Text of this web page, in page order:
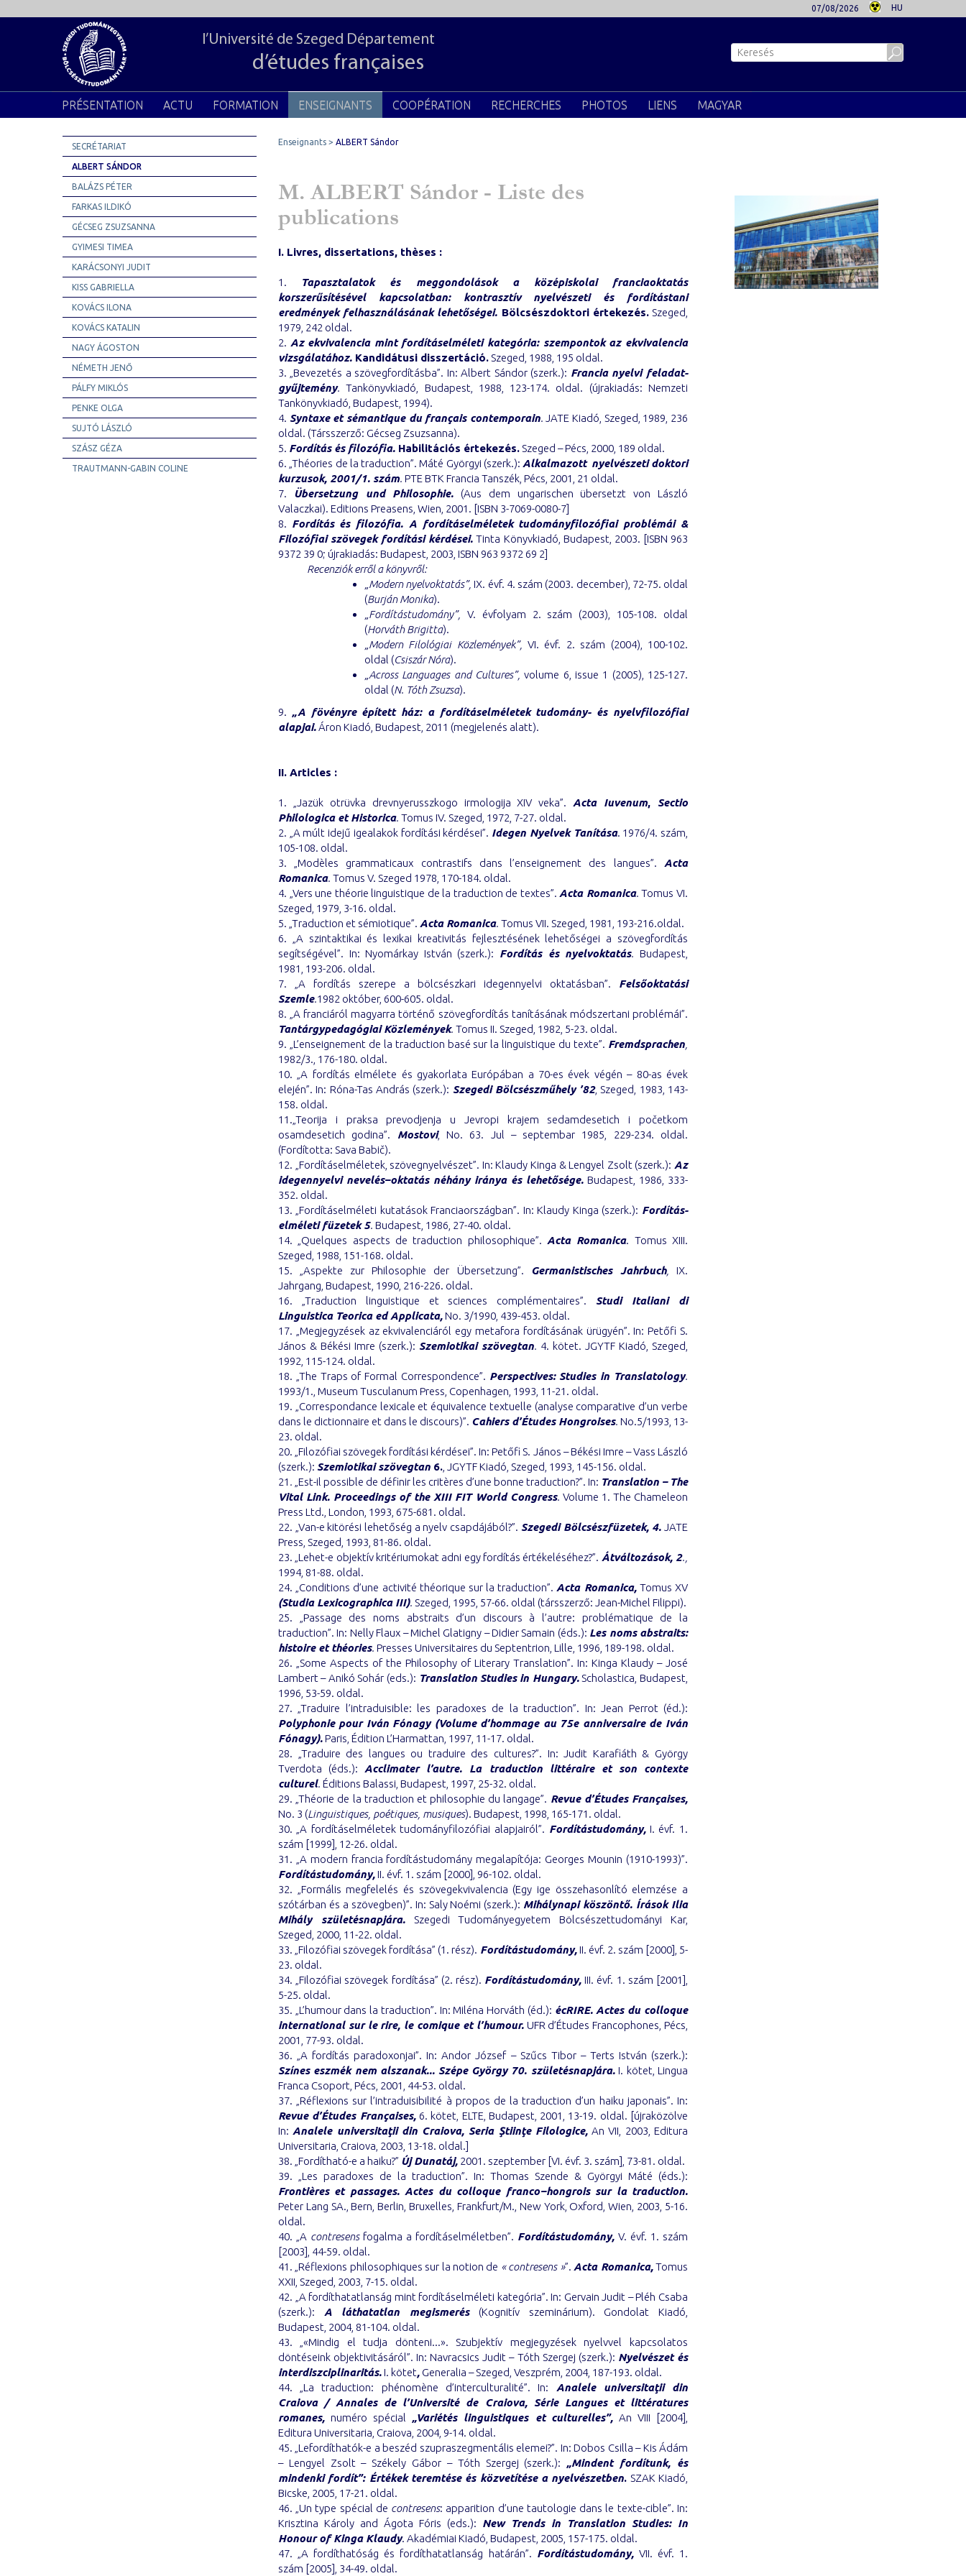
07/08/2026 HU
l’Université de Szeged Département
d’études françaises
PRÉSENTATION ACTU FORMATION ENSEIGNANTS COOPÉRATION RECHERCHES PHOTOS LIENS MAGYAR
SECRÉTARIAT
ALBERT SÁNDOR
BALÁZS PÉTER
FARKAS ILDIKÓ
GÉCSEG ZSUZSANNA
GYIMESI TIMEA
KARÁCSONYI JUDIT
KISS GABRIELLA
KOVÁCS ILONA
KOVÁCS KATALIN
NAGY ÁGOSTON
NÉMETH JENŐ
PÁLFY MIKLÓS
PENKE OLGA
SUJTÓ LÁSZLÓ
SZÁSZ GÉZA
TRAUTMANN-GABIN COLINE
Enseignants ALBERT Sándor
M. ALBERT Sándor - Liste des
publications
I. Livres, dissertations, thèses :
1.
Tapasztalatok és meggondolások a középiskolai franciaoktatás
korszerűsítésével kapcsolatban: kontrasztív nyelvészeti és fordítástani
eredmények felhasználásának lehetőségei. Bölcsészdoktori értekezés.Szeged,
1979, 242 oldal.
2. Az ekvivalencia mint fordításelméleti kategória: szempontok az ekvivalencia
vizsgálatához. Kandidátusi disszertáció. Szeged, 1988, 195 oldal.
3. „Bevezetés a szövegfordításba”. In: Albert Sándor (szerk.): Francia nyelvi feladat-
gyűjtemény. Tankönyvkiadó, Budapest, 1988, 123-174. oldal. (újrakiadás: Nemzeti
Tankönyvkiadó, Budapest, 1994).
4. Syntaxe et sémantique du français contemporain. JATE Kiadó, Szeged, 1989, 236
oldal. (Társszerző: Gécseg Zsuzsanna).
5. Fordítás és filozófia. Habilitációs értekezés. Szeged – Pécs, 2000, 189 oldal.
6. „Théories de la traduction”. Máté Györgyi (szerk.): Alkalmazott nyelvészeti doktori
kurzusok, 2001/1. szám. PTE BTK Francia Tanszék, Pécs, 2001, 21 oldal.
7. Übersetzung und Philosophie. (Aus dem ungarischen übersetzt von László
Valaczkai). Editions Preasens, Wien, 2001. [ISBN 3-7069-0080-7]
8. Fordítás és filozófia. A fordításelméletek tudományfilozófiai problémái &
Filozófiai szövegek fordítási kérdései. Tinta Könyvkiadó, Budapest, 2003. [ISBN 963
9372 39 0; újrakiadás: Budapest, 2003, ISBN 963 9372 69 2]
Recenziók erről a könyvről:
„Modern nyelvoktatás”, IX. évf. 4. szám (2003. december), 72-75. oldal
(Burján Monika).
„Fordítástudomány”,
V. évfolyam 2. szám (2003), 105-108. oldal
(Horváth Brigitta).
„Modern Filológiai Közlemények”, VI. évf. 2. szám (2004), 100-102.
oldal (Csiszár Nóra).
„Across Languages and Cultures”, volume 6, issue 1 (2005), 125-127.
oldal (N. Tóth Zsuzsa).
9. „A fövényre épített ház: a fordításelméletek tudomány- és nyelvfilozófiai
alapjai.Áron Kiadó, Budapest, 2011 (megjelenés alatt).
II. Articles :
1. „Jazük otrüvka drevnyerusszkogo irmologija XIV veka”. Acta Iuvenum, Sectio
Philologica et Historica. Tomus IV. Szeged, 1972, 7-27. oldal.
2. „A múlt idejű igealakok fordítási kérdései”. Idegen Nyelvek Tanítása. 1976/4. szám,
105-108. oldal.
3. „Modèles grammaticaux contrastifs dans l’enseignement des langues”. Acta
Romanica. Tomus V. Szeged 1978, 170-184. oldal.
4. „Vers une théorie linguistique de la traduction de textes”. Acta Romanica. Tomus VI.
Szeged, 1979, 3-16. oldal.
5. „Traduction et sémiotique”. Acta Romanica. Tomus VII. Szeged, 1981, 193-216.oldal.
6. „A szintaktikai és lexikai kreativitás fejlesztésének lehetőségei a szövegfordítás
segítségével”. In: Nyomárkay István (szerk.): Fordítás és nyelvoktatás. Budapest,
1981, 193-206. oldal.
7. „A fordítás szerepe a bölcsészkari idegennyelvi oktatásban”. Felsőoktatási
Szemle.1982 október, 600-605. oldal.
8. „A franciáról magyarra történő szövegfordítás tanításának módszertani problémái”.
Tantárgypedagógiai Közlemények. Tomus II. Szeged, 1982, 5-23. oldal.
9. „L’enseignement de la traduction basé sur la linguistique du texte”. Fremdsprachen,
1982/3., 176-180. oldal.
10. „A fordítás elmélete és gyakorlata Európában a 70-es évek végén – 80-as évek
elején”. In: Róna-Tas András (szerk.): Szegedi Bölcsészműhely ’82, Szeged, 1983, 143-
158. oldal.
11.„Teorija i praksa prevodjenja u Jevropi krajem sedamdesetich i početkom
osamdesetich godina”. Mostovi, No. 63. Jul – septembar 1985, 229-234. oldal.
(Fordította: Sava Babič).
12. „Fordításelméletek, szövegnyelvészet”. In: Klaudy Kinga & Lengyel Zsolt (szerk.): Az
idegennyelvi nevelés–oktatás néhány iránya és lehetősége. Budapest, 1986, 333-
352. oldal.
13. „Fordításelméleti kutatások Franciaországban”. In: Klaudy Kinga (szerk.): Fordítás-
elméleti füzetek 5. Budapest, 1986, 27-40. oldal.
14. „Quelques aspects de traduction philosophique”. Acta Romanica. Tomus XIII.
Szeged, 1988, 151-168. oldal.
15. „Aspekte zur Philosophie der Übersetzung”. Germanistisches Jahrbuch,
IX.
Jahrgang, Budapest, 1990, 216-226. oldal.
16. „Traduction linguistique et sciences complémentaires”.Studi Italiani di
Linguistica Teorica ed Applicata,No. 3/1990, 439-453. oldal.
17. „Megjegyzések az ekvivalenciáról egy metafora fordításának ürügyén”. In: Petőfi S.
János & Békési Imre (szerk.): Szemiotikai szövegtan. 4. kötet. JGYTF Kiadó, Szeged,
1992, 115-124. oldal.
18. „The Traps of Formal Correspondence”. Perspectives: Studies in Translatology.
1993/1., Museum Tusculanum Press, Copenhagen, 1993, 11-21. oldal.
19. „Correspondance lexicale et équivalence textuelle (analyse comparative d’un verbe
dans le dictionnaire et dans le discours)”. Cahiers d’Études Hongroises. No.5/1993, 13-
23. oldal.
20. „Filozófiai szövegek fordítási kérdései”. In: Petőfi S. János – Békési Imre – Vass László
(szerk.): Szemiotikai szövegtan 6. , JGYTF Kiadó, Szeged, 1993, 145-156. oldal.
21 . „Est-il possible de définir les critères d’une bonne traduction?”. In: Translation – The
Vital Link. Proceedings of the XIII FIT World Congress. Volume 1. The Chameleon
Press Ltd., London, 1993, 675-681. oldal.
22. „Van-e kitörési lehetőség a nyelv csapdájából?”. Szegedi Bölcsészfüzetek, 4. JATE
Press, Szeged, 1993, 81-86. oldal.
23. „Lehet-e objektív kritériumokat adni egy fordítás értékeléséhez?”. Átváltozások, 2.,
1994, 81-88. oldal.
24. „Conditions d’une activité théorique sur la traduction”. Acta Romanica,Tomus XV
(Studia Lexicographica III). Szeged, 1995, 57-66. oldal (társszerző: Jean-Michel Filippi).
25. „Passage des noms abstraits d’un discours à l’autre: problématique de la
traduction”. In: Nelly Flaux – Michel Glatigny – Didier Samain (éds.): Les noms abstraits:
histoire et théories. Presses Universitaires du Septentrion, Lille, 1996, 189-198. oldal.
26. „Some Aspects of the Philosophy of Literary Translation”. In: Kinga Klaudy – José
Lambert – Anikó Sohár (eds.): Translation Studies in Hungary. Scholastica, Budapest,
1996, 53-59. oldal.
27. „Traduire l’intraduisible: les paradoxes de la traduction”. In: Jean Perrot (éd.):
Polyphonie pour Iván Fónagy (Volume d’hommage au 75e anniversaire de Iván
Fónagy).Paris, Édition L’Harmattan, 1997, 11-17. oldal.
28. „Traduire des langues ou traduire des cultures?”. In: Judit Karafiáth & György
Tverdota (éds.): Acclimater l’autre. La traduction littéraire et son contexte
culturel. Éditions Balassi, Budapest, 1997, 25-32. oldal.
29. „Théorie de la traduction et philosophie du langage”. Revue d’Études Françaises,
No. 3 (Linguistiques, poétiques, musiques). Budapest, 1998, 165-171. oldal.
30. „A fordításelméletek tudományfilozófiai alapjairól”. Fordítástudomány,I. évf. 1.
szám [1999], 12-26. oldal.
31. „A modern francia fordítástudomány megalapítója: Georges Mounin (1910-1993)”.
Fordítástudomány,II. évf. 1. szám [2000], 96-102. oldal.
32. „Formális megfelelés és szövegekvivalencia (Egy ige összehasonlító elemzése a
szótárban és a szövegben)”. In: Saly Noémi (szerk.): Mihálynapi köszöntő. Írások Ilia
Mihály születésnapjára.Szegedi Tudományegyetem Bölcsészettudományi Kar,
Szeged, 2000, 11-22. oldal.
33. „Filozófiai szövegek fordítása” (1. rész). Fordítástudomány,II. évf. 2. szám [2000], 5-
23. oldal.
34. „Filozófiai szövegek fordítása” (2. rész). Fordítástudomány, III. évf. 1. szám [2001],
5-25. oldal.
35. „L’humour dans la traduction”. In: Miléna Horváth (éd.): écRIRE. Actes du colloque
international sur le rire, le comique et l’humour.UFR d’Études Francophones, Pécs,
2001, 77-93. oldal.
36. „A fordítás paradoxonjai”. In: Andor József – Szűcs Tibor – Terts István (szerk.):
Színes eszmék nem alszanak... Szépe György 70. születésnapjára.I. kötet, Lingua
Franca Csoport, Pécs, 2001, 44-53. oldal.
37. „Réflexions sur l’intraduisibilité à propos de la traduction d’un haiku japonais”. In:
Revue d’Études Françaises,6. kötet, ELTE, Budapest, 2001, 13-19. oldal. [újraközölve
In: Analele universitaţii din Craiova, Seria Ştiinţe Filologice,An VII, 2003, Editura
Universitaria, Craiova, 2003, 13-18. oldal.]
38. „Fordítható-e a haiku?” Új Dunatáj, 2001. szeptember [VI. évf. 3. szám], 73-81. oldal.
39. „Les paradoxes de la traduction”. In: Thomas Szende & Györgyi Máté (éds.):
Frontières et passages. Actes du colloque franco–hongrois sur la traduction.
Peter Lang SA., Bern, Berlin, Bruxelles, Frankfurt/M., New York, Oxford, Wien, 2003, 5-16.
oldal.
40. „A contresensfogalma a fordításelméletben”. Fordítástudomány, V. évf. 1. szám
[2003], 44-59. oldal.
41. „Réflexions philosophiques sur la notion de « contresens »”. Acta Romanica,Tomus
XXII, Szeged, 2003, 7-15. oldal.
42. „A fordíthatatlanság mint fordításelméleti kategória”. In: Gervain Judit – Pléh Csaba
(szerk.): A láthatatlan megismerés(Kognitív szeminárium). Gondolat Kiadó,
Budapest, 2004, 81-104. oldal.
43. „«Mindig el tudja dönteni...». Szubjektív megjegyzések nyelvvel kapcsolatos
döntéseink objektivitásáról”. In: Navracsics Judit – Tóth Szergej (szerk.): Nyelvészet és
interdiszciplinaritás.I. kötet, Generalia – Szeged, Veszprém, 2004, 187-193. oldal.
44. „La traduction: phénomène d’interculturalité”. In: Analele universitaţii din
Craiova / Annales de l’Université de Craiova, Série Langues et littératures
romanes, numéro spécial „Variétés linguistiques et culturelles”,An VIII [2004],
Editura Universitaria, Craiova, 2004, 9-14. oldal.
45. „Lefordíthatók-e a beszéd szupraszegmentális elemei?”. In: Dobos Csilla – Kis Ádám
– Lengyel Zsolt – Székely Gábor – Tóth Szergej (szerk.): „Mindent fordítunk, és
mindenki fordít”: Értékek teremtése és közvetítése a nyelvészetben. SZAK Kiadó,
Bicske, 2005, 17-21. oldal.
46. „Un type spécial de contresens: apparition d’une tautologie dans le texte-cible”. In:
Krisztina Károly and Ágota Fóris (eds.): New Trends in Translation Studies: In
Honour of Kinga Klaudy. Akadémiai Kiadó, Budapest, 2005, 157-175. oldal.
47. „A fordíthatóság és fordíthatatlanság határán”. Fordítástudomány,VII. évf. 1.
szám [2005], 34-49. oldal.